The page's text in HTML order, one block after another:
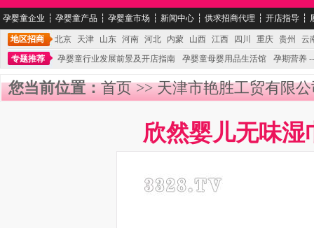
孕婴童企业 ┆ 孕婴童产品 ┆ 孕婴童市场 ┆ 新闻中心 ┆ 供求招商代理 ┆ 开店指导 ┆
地区招商 北京 天津 山东 河南 河北 内蒙 山西 江西 四川 重庆 贵州
云
专题推荐
孕婴童行业发展前景及开店指南 孕婴童母婴用品生活馆 孕期营养
您当前位置：首页>>天津市艳胜工贸有限
欣然婴儿无味湿